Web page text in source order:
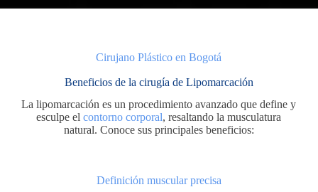
Cirujano Plástico en Bogotá
Beneficios de la cirugía de Lipomarcación
La lipomarcación es un procedimiento avanzado que define y
esculpe elcontorno corporal, resaltando la musculatura
natural. Conoce sus principales beneficios:
Definición muscular precisa